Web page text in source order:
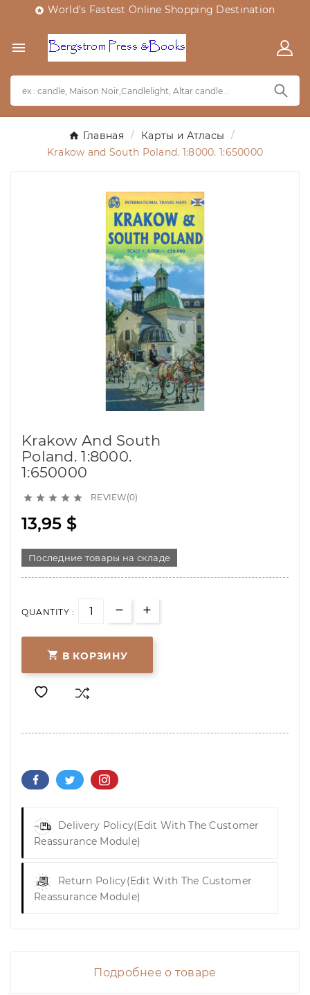
 World's Fastest Online Shopping Destination

Главная
Карты и Атласы
Krakow and South Poland. 1:8000. 1:650000
Krakow And South
Poland. 1:8000.
1:650000
     REVIEW(0)
13,95 $
Последние товары на складе
QUANTITY :
 В КОРЗИНУ
Delivery Policy(edit With The Customer
Reassurance Module)
Return Policy(edit With The Customer
Reassurance Module)
Подробнее о товаре